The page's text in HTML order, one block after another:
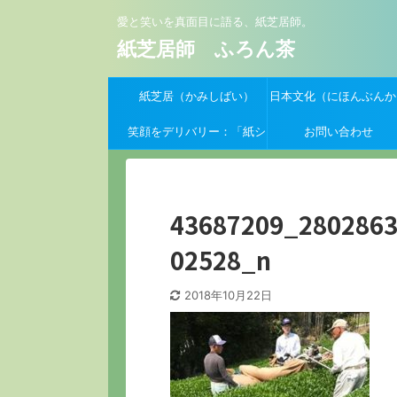
愛と笑いを真面目に語る、紙芝居師。
紙芝居師 ふろん茶
紙芝居（かみしばい） 日本文化（にほんぶん
笑顔をデリバリー：「紙シ お問い合わせ
02528_n
2018年10月22日